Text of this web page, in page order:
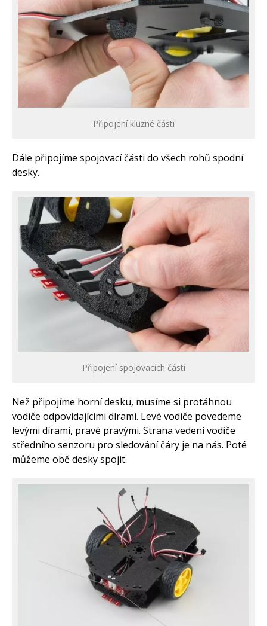
Připojení kluzné části
Dále připojíme spojovací části do všech rohů spodní
desky.
Připojení spojovacích částí
Než připojíme horní desku, musíme si protáhnou
vodiče odpovídajícími dírami. Levé vodiče povedeme
levými dírami, pravé pravými. Strana vedení vodiče
středního senzoru pro sledování čáry je na nás. Poté
můžeme obě desky spojit.